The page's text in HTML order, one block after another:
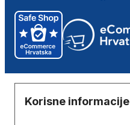
Korisne informacije